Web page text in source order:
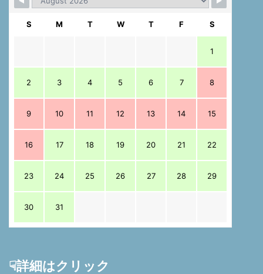
S M T W T F S
1
2 3 4 5 6 7 8
9 10 11 12 13 14 15
16 17 18 19 20 21 22
23 24 25 26 27 28 29
30 31
☟詳細はクリック